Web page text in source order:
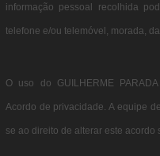
informação pessoal recolhida
telefone e/ou telemóvel, morada,
O uso do GUILHERME
Acordo de privacidade. A equipe
se ao direito de alterar este acordo